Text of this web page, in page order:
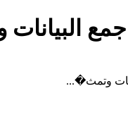
جمع
وتمث�...